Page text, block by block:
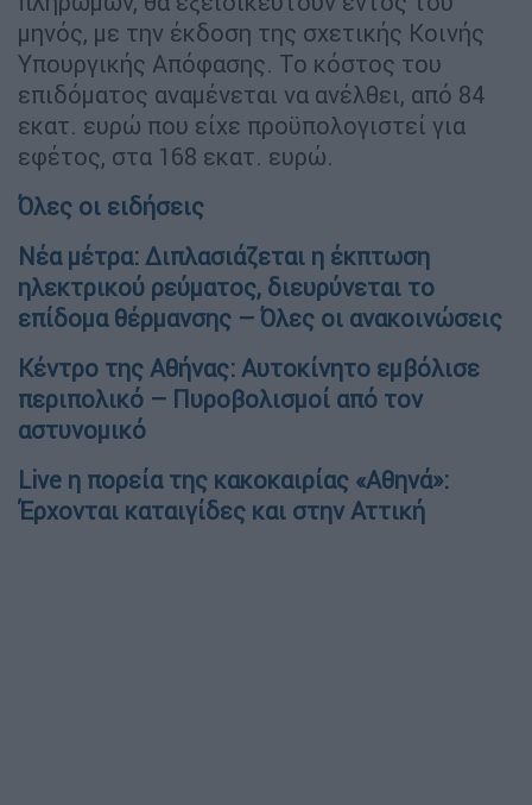
μηνός, με την έκδοση της σχετικής Κοινής
Υπουργικής Απόφασης. Το κόστος του
επιδόματος αναμένεται να ανέλθει, από 84
εκατ. ευρώ που είχε προϋπολογιστεί για
εφέτος, στα 168 εκατ. ευρώ.
Όλες οι ειδήσεις
Νέα μέτρα: Διπλασιάζεται η έκπτωση
ηλεκτρικού ρεύματος, διευρύνεται το
επίδομα θέρμανσης – Όλες οι ανακοινώσεις
Κέντρο της Αθήνας: Αυτοκίνητο εμβόλισε
περιπολικό – Πυροβολισμοί από τον
αστυνομικό
Live η πορεία της κακοκαιρίας «Αθηνά»:
Έρχονται καταιγίδες και στην Αττική